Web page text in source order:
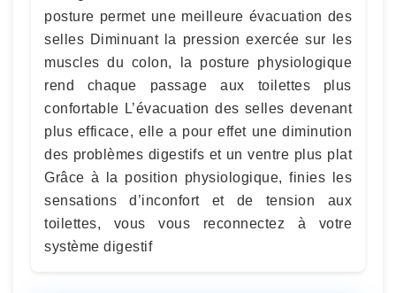
posture permet une meilleure évacuation des
selles Diminuant la pression exercée sur les
muscles du colon, la posture physiologique
rend chaque passage aux toilettes plus
confortable L’évacuation des selles devenant
plus efficace, elle a pour effet une diminution
des problèmes digestifs et un ventre plus plat
Grâce à la position physiologique, finies les
sensations d’inconfort et de tension aux
toilettes, vous vous reconnectez à votre
système digestif